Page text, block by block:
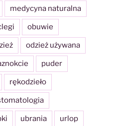
medycyna naturalna
obuwie
odzież używana
puder
rękodzieło
ubrania urlop